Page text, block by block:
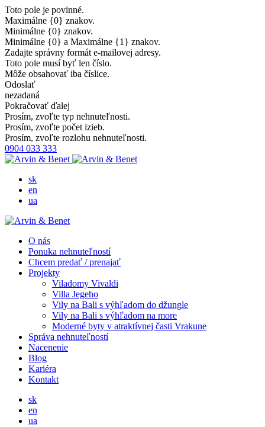
Toto pole je povinné.
Maximálne {0} znakov.
Minimálne {0} znakov.
Minimálne {0} a Maximálne {1} znakov.
Zadajte správny formát e-mailovej adresy.
Toto pole musí byť len číslo.
Môže obsahovať iba číslice.
Odoslať
nezadaná
Pokračovať ďalej
Prosím, zvoľte typ nehnuteľnosti.
Prosím, zvoľte počet izieb.
Prosím, zvoľte rozlohu nehnuteľnosti.
0904 033 333
sk
en
ua
O nás
Ponuka nehnuteľností
Chcem predať / prenajať
Projekty
Viladomy Vivaldi
Villa Jegeho
Vily na Bali s výhľadom do džungle
Vily na Bali s výhľadom na more
Moderné byty v atraktívnej časti Vrakune
Správa nehnuteľností
Nacenenie
Blog
Kariéra
Kontakt
sk
en
ua